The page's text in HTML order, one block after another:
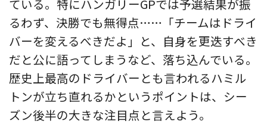
ている。特にハンガリーGPでは予選結果が振
るわず、決勝でも無得点……「チームはドライ
バーを変えるべきだよ」と、自身を更迭すべき
だと公に語ってしまうなど、落ち込んでいる。
歴史上最高のドライバーとも言われるハミル
トンが立ち直れるかというポイントは、シー
ズン後半の大きな注目点と言えよう。